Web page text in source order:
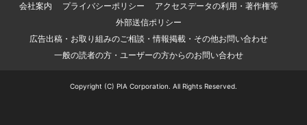
会社案内
プライバシーポリシー
アクセスデータの利用・著作権等
外部送信ポリシー
広告出稿・お取り組みのご相談・情報掲載・その他お問い合わせ
一般の読者の方・ユーザーの方からのお問い合わせ
Copyright (C) PIA Corporation. All Rights Reserved.